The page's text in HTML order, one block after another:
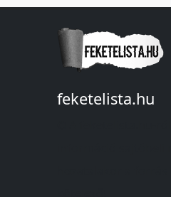
feketelista.hu